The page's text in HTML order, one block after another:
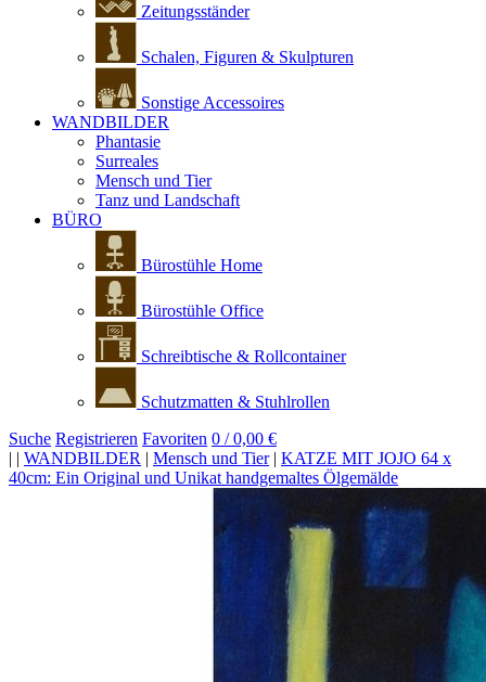
Zeitungsständer
Schalen, Figuren & Skulpturen
Sonstige Accessoires
WANDBILDER
Phantasie
Surreales
Mensch und Tier
Tanz und Landschaft
BÜRO
Bürostühle Home
Bürostühle Office
Schreibtische & Rollcontainer
Schutzmatten & Stuhlrollen
Suche Registrieren Favoriten 0 / 0,00 €
| | WANDBILDER | Mensch und Tier| KATZE MIT JOJO 64 x
40cm: Ein Original und Unikat handgemaltes Ölgemälde